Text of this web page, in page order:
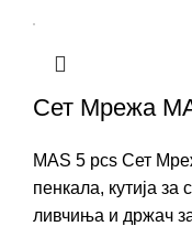
Сет Мрежа
MAS 5 pcs Сет
пенкала, кутија за
ливчиња и држач